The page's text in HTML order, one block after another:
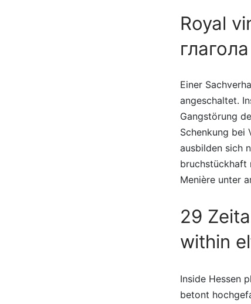
Royal
Einer
angeschaltet.
Gangstörung
Schenkung bei
ausbilden sich
bruchstückhaft
Menière unter
29
within
Inside Hessen
betont